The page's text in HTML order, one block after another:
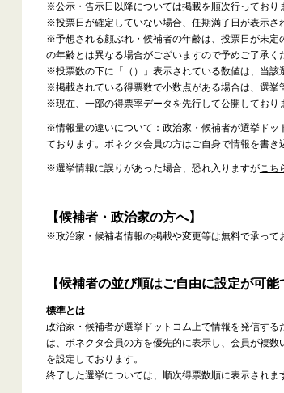
※公示・告示日以降については掲載を順次行っており
※投票日が確定していない場合、任期満了日が表示さ
※予想される顔ぶれ・候補者の年齢は、投票日が未定
の年齢とは異なる場合がございますので予めご了承く
※投票数の下に「（）」表示されている数値は、当該
※掲載されている得票数で小数点がある場合は、選挙
※現在、一部の得票率データを先行して公開しており
※情報量の違いについて：政治家・候補者が選挙ドッ
ております。ボネクタ会員の方はご自身で情報を書き
※選挙情報に誤りがあった場合、恐れ入りますがこち
【候補者・政治家の方へ】
※政治家・候補者情報の掲載や変更等は無料で承って
【候補者の並び順はご自由に設定が可能
標準とは
政治家・候補者が選挙ドットコム上で情報を発信す
は、ボネクタ会員の方を優先的に表示し、会員が複
を設定しております。
終了した選挙については、順次得票数順に表示されま